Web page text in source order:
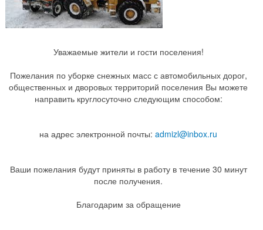
Уважаемые жители и гости поселения!
Пожелания по уборке снежных масс с автомобильных дорог,
общественных и дворовых территорий поселения Вы можете
направить круглосуточно следующим способом:
на адрес электронной почты: admizl@inbox.ru
Ваши пожелания будут приняты в работу в течение 30 минут
после получения.
Благодарим за обращение